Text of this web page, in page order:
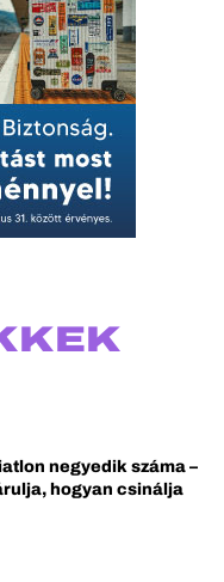
negyedik száma –
hogyan csinálja